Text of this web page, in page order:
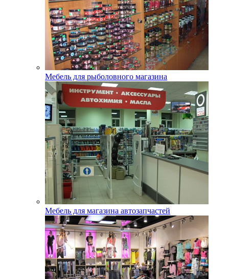
Мебель для рыболовного магазина
Мебель для магазина автозапчастей